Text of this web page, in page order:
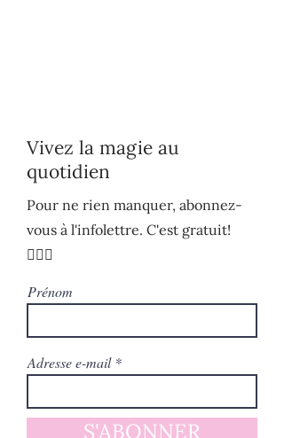
Vivez la magie au
quotidien
Pour ne rien manquer, abonnez-
vous à l'infolettre. C'est gratuit!
🧚🏻‍♀️
Prénom
Adresse e-mail
S'ABONNER